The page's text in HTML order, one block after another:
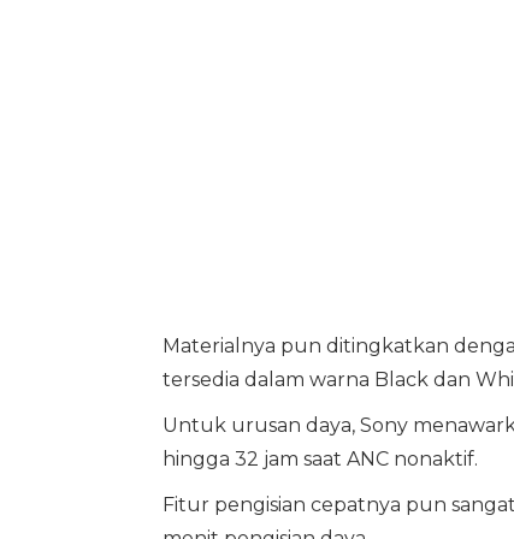
Materialnya pun ditingkatkan
tersedia dalam warna Black dan
Untuk urusan daya, Sony
hingga 32 jam saat ANC nonaktif.
Fitur pengisian cepatnya pun